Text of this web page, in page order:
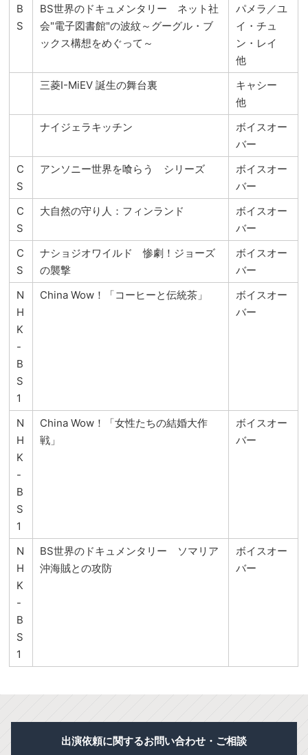
B
S
BS世界のドキュメンタリー ネット社
会"電子図書館"の波紋～グーグル・ブ
ックス構想をめぐって～
パメラ／ユ
イ・チュ
ン・レイ
他
三菱I-MiEV 誕生の舞台裏
キャシー
他
ナイジェラキッチン
ボイスオー
バー
C
S
アンソニー世界を喰らう シリーズ
ボイスオー
バー
C
S
大自然の守り人：フィンランド
ボイスオー
バー
C
S
ナショジオワイルド 惨劇！ジョーズ
の襲撃
ボイスオー
バー
N
H
K
-
B
S
1
China Wow！「コーヒーと伝統茶」
ボイスオー
バー
N
H
K
-
B
S
1
China Wow！「女性たちの結婚大作
戦」
ボイスオー
バー
N
H
K
-
B
S
1
BS世界のドキュメンタリー ソマリア
沖海賊との攻防
ボイスオー
バー
出演依頼に関するお問い合わせ・ご相談